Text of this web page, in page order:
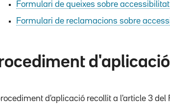
Formulari de queixes sobre accessibilitat
Formulari de reclamacions sobre
d'aplicació
d'aplicació recollit a l'article 3